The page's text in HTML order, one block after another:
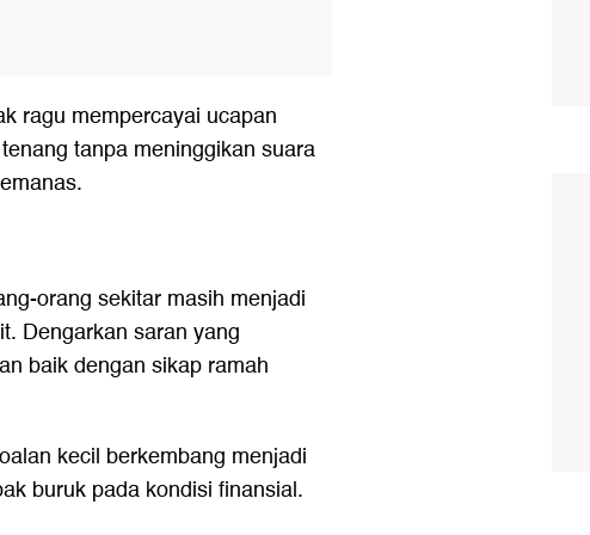
ragu mempercayai ucapan
tanpa meninggikan suara
orang sekitar masih menjadi
Dengarkan saran yang
baik dengan sikap ramah
kecil berkembang menjadi
buruk pada kondisi finansial.